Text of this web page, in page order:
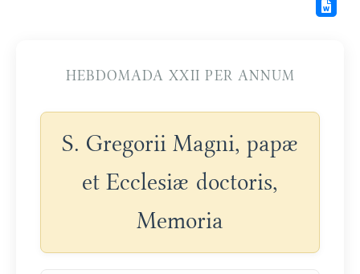
HEBDOMADA XXII PER ANNUM
S. Gregorii Magni, papæ
et Ecclesiæ doctoris,
Memoria